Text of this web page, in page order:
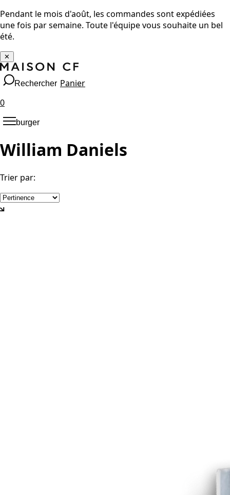
Pendant le mois d'août, les commandes sont expédiées
une fois par semaine. Toute l'équipe vous souhaite un bel
été.
✕
Rechercher Panier
0
burger
William Daniels
Trier par: